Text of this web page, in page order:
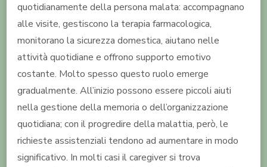
quotidianamente della persona malata: accompagnano
alle visite, gestiscono la terapia farmacologica,
monitorano la sicurezza domestica, aiutano nelle
attività quotidiane e offrono supporto emotivo
costante. Molto spesso questo ruolo emerge
gradualmente. All’inizio possono essere piccoli aiuti
nella gestione della memoria o dell’organizzazione
quotidiana; con il progredire della malattia, però, le
richieste assistenziali tendono ad aumentare in modo
significativo. In molti casi il caregiver si trova